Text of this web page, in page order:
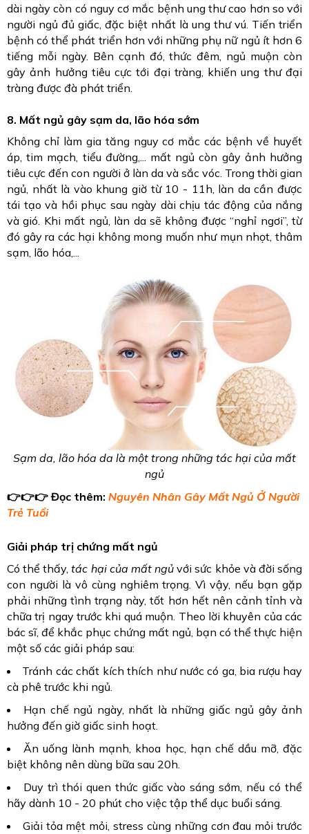
dài ngày còn có nguy cơ mắc bệnh ung thư cao hơn so với
người ngủ đủ giấc, đặc biệt nhất là ung thư vú. Tiến triển
bệnh có thể phát triển hơn với những phụ nữ ngủ ít hơn 6
tiếng mỗi ngày. Bên cạnh đó, thức đêm, ngủ muộn còn
gây ảnh hưởng tiêu cực tới đại tràng, khiến ung thư đại
tràng được đà phát triển.
8. Mất ngủ gây sạm da, lão hóa sớm
Không chỉ làm gia tăng nguy cơ mắc các bệnh về huyết
áp, tim mạch, tiểu đường,... mất ngủ còn gây ảnh hưởng
tiêu cực đến con người ở làn da và sắc vóc. Trong thời gian
ngủ, nhất là vào khung giờ từ 10 - 11h, làn da cần được
tái tạo và hồi phục sau ngày dài chịu tác động của nắng
và gió. Khi mất ngủ, làn da sẽ không được “nghỉ ngơi”, từ
đó gây ra các hại không mong muốn như mụn nhọt, thâm
sạm, lão hóa,...
Sạm da, lão hóa da là một trong những tác hại của mất
ngủ
👉👉👉Đọc thêm: Nguyên Nhân Gây Mất Ngủ Ở Người
Trẻ Tuổi
Giải pháp trị chứng mất ngủ
Có thể thấy,tác hại của mất ngủ với sức khỏe và đời sống
con người là vô cùng nghiêm trọng. Vì vậy, nếu bạn gặp
phải những tình trạng này, tốt hơn hết nên cảnh tỉnh và
chữa trị ngay trước khi quá muộn. Theo lời khuyên của các
bác sĩ, để khắc phục chứng mất ngủ, bạn có thể thực hiện
một số các giải pháp sau:
Tránh các chất kích thích như nước có ga, bia rượu hay
cà phê trước khi ngủ.
Hạn chế ngủ ngày, nhất là những giấc ngủ gây ảnh
hưởng đến giờ giấc sinh hoạt.
Ăn uống lành mạnh, khoa học, hạn chế dầu mỡ, đặc
biệt không nên dùng bữa sau 20h.
Duy trì thói quen thức giấc vào sáng sớm, nếu có thể
hãy dành 10 - 20 phút cho việc tập thể dục buổi sáng.
Giải tỏa mệt mỏi, stress cùng những cơn đau mỏi trước